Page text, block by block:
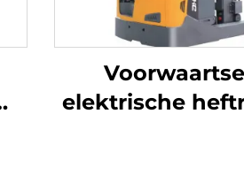
Voorwaartse
elektrische